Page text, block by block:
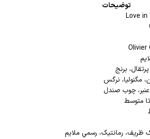
توضیحات
Love in
Olivier
برنج
مگنولیا، نرگس
عنبر، چوب صندل
متوسط
ظریف، رمانتیک، رسمیِ ملایم